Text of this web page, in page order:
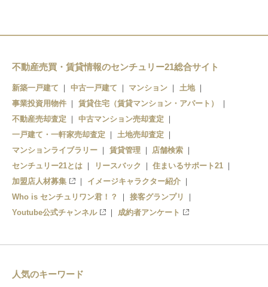
不動産売買・賃貸情報のセンチュリー21総合サイト
新築一戸建て 中古一戸建て マンション
土地
事業投資用物件
賃貸住宅（賃貸マンション・アパート）
不動産売却査定
中古マンション売却査定
一戸建て・一軒家売却査定
土地売却査定
マンションライブラリー
賃貸管理
店舗検索
センチュリー21とは
リースバック
住まいるサポート21
加盟店人材募集
イメージキャラクター紹介
Who is センチュリワン君！？
接客グランプリ
Youtube公式チャンネル
成約者アンケート
人気のキーワード